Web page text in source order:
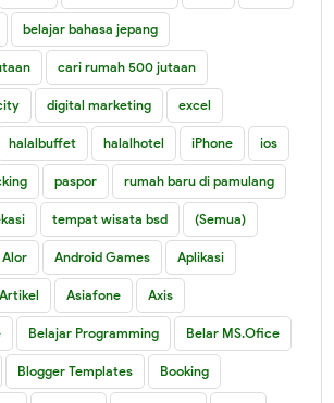
belajar bahasa jepang
cari rumah 500 jutaan
digital marketing excel
halalbuffet halalhotel iPhone ios
paspor rumah baru di pamulang
tempat wisata bsd (Semua)
Alor Android Games Aplikasi
Artikel Asiafone Axis
Belajar Programming Belar MS.Ofice
Blogger Templates Booking